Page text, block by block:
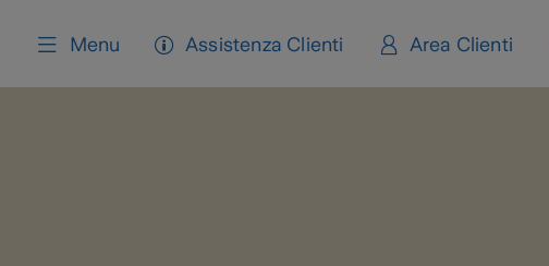
Menu Assistenza Clienti Area Clienti